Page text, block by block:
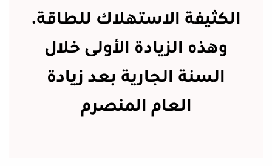
الكثيفة الاستهلاك للطاقة.
وهذه الزيادة الأولى خلال
السنة الجارية بعد زيادة
العام المنصرم